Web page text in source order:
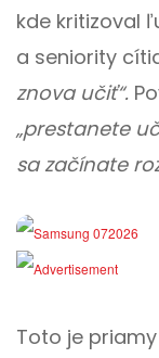
kde kritizoval
a seniority
znova učiť“.
„prestanete
sa začínate
Toto je